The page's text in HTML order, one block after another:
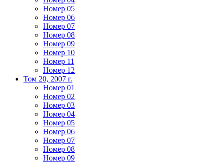
Номер 05
Номер 06
Номер 07
Номер 08
Номер 09
Номер 10
Номер 11
Номер 12
Том 20, 2007 г.
Номер 01
Номер 02
Номер 03
Номер 04
Номер 05
Номер 06
Номер 07
Номер 08
Номер 09